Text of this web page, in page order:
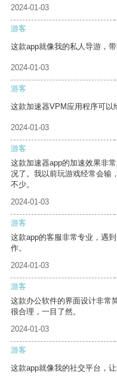
2024-01-03
游客
这款app就像我的私人导游，
2024-01-03
游客
这款加速器VPM应用程序可以
2024-01-03
游客
这款加速器app的加速效果非
况了。我以前玩游戏经常会输
不少。
2024-01-03
游客
这款app的客服非常专业，遇
作。
2024-01-03
游客
这款办公软件的界面设计非常
很合理，一目了然。
2024-01-03
游客
这款app就像我的社交平台，